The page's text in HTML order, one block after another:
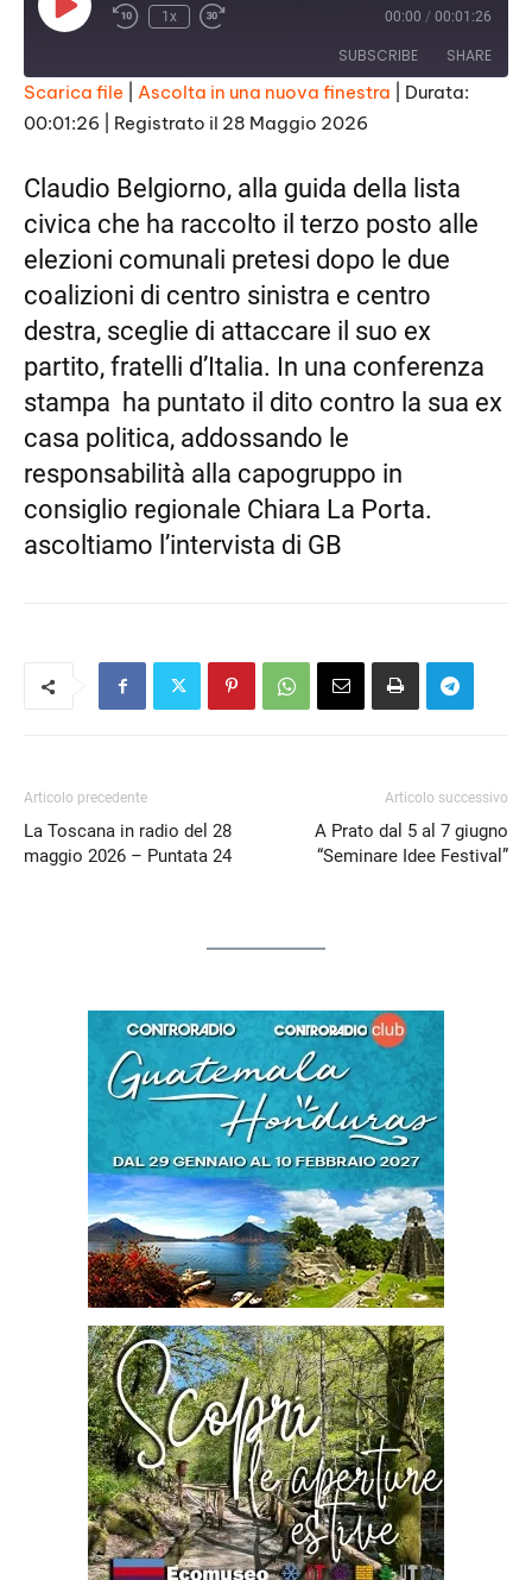
Play
Episode
1x 00:00 / 00:01:26
SUBSCRIBE SHARE
SHARE
LINK
EMBED
Scarica file Ascolta in una nuova finestra
Durata:
00:01:26
Registrato il 28 Maggio 2026
Claudio Belgiorno, alla guida della lista
civica che ha raccolto il terzo posto alle
elezioni comunali pretesi dopo le due
coalizioni di centro sinistra e centro
destra, sceglie di attaccare il suo ex
partito, fratelli d’Italia. In una conferenza
stampa ha puntato il dito contro la sua ex
casa politica, addossando le
responsabilità alla capogruppo in
consiglio regionale Chiara La Porta.
ascoltiamo l’intervista di GB
Articolo precedente
La Toscana in radio del 28
maggio 2026 – Puntata 24
Articolo successivo
A Prato dal 5 al 7 giugno
“Seminare Idee Festival”